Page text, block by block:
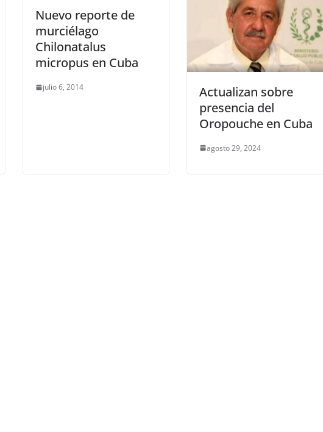
Nuevo reporte de
murciélago
Chilonatalus
micropus en Cuba
julio 6, 2014
Actualizan sobre
presencia del
Oropouche en Cuba
agosto 29, 2024